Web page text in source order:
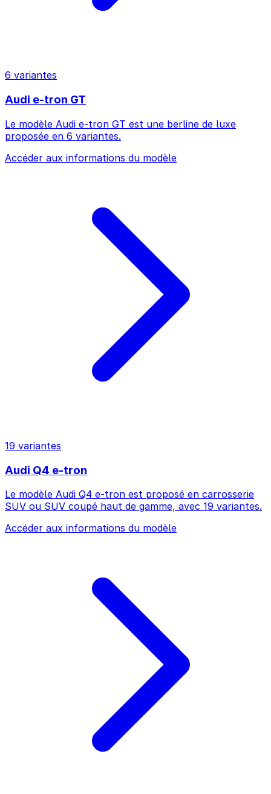
6 variantes
Audi e-tron GT
Le modèle Audi e-tron GT est une berline de luxe
proposée en 6 variantes.
Accéder aux informations du modèle
19 variantes
Audi Q4 e-tron
Le modèle Audi Q4 e-tron est proposé en carrosserie
SUV ou SUV coupé haut de gamme, avec 19 variantes.
Accéder aux informations du modèle